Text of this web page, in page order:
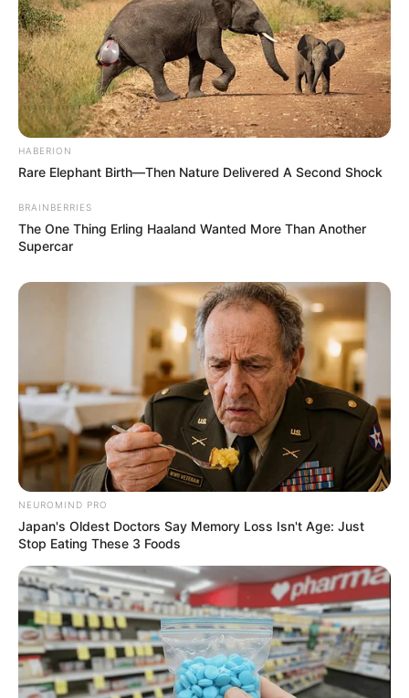
HABERION
Rare Elephant Birth—Then Nature Delivered A Second Shock
BRAINBERRIES
The One Thing Erling Haaland Wanted More Than Another
Supercar
NEUROMIND PRO
Japan's Oldest Doctors Say Memory Loss Isn't Age: Just
Stop Eating These 3 Foods